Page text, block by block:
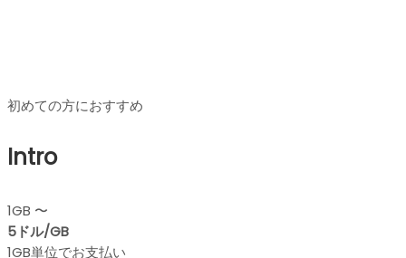
初めての方におすすめ
Intro
1GB 〜
5ドル/GB
1GB単位でお支払い